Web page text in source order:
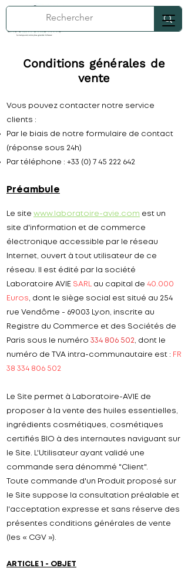
Conditions générales de
vente
Vous pouvez contacter notre service
clients :
Par le biais de notre formulaire de contact
(réponse sous 24h)
Par téléphone : +33 (0) 7 45 222 642
Préambule
Le site www.laboratoire-avie.com est un
site d'information et de commerce
électronique accessible par le réseau
Internet, ouvert à tout utilisateur de ce
réseau. Il est édité par la société
Laboratoire AVIE SARL au capital de 40.000
Euros , dont le siège social est situé au 254
rue Vendôme - 69003 Lyon, inscrite au
Registre du Commerce et des Sociétés de
Paris sous le numéro 334 806 502 , dont le
numéro de TVA intra-communautaire est : FR
38 334 806 502
Le Site permet à Laboratoire-AVIE de
proposer à la vente des huiles essentielles,
ingrédients cosmétiques, cosmétiques
certifiés BIO à des internautes naviguant sur
le Site. L'Utilisateur ayant validé une
commande sera dénommé "Client".
Toute commande d'un Produit proposé sur
le Site suppose la consultation préalable et
l'acceptation expresse et sans réserve des
présentes conditions générales de vente
(les « CGV »).
ARTICLE 1 - OBJET